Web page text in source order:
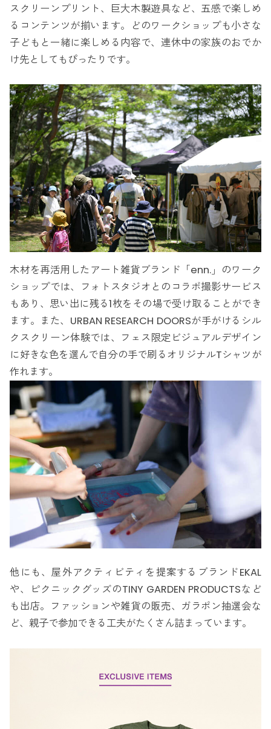
スクリーンプリント、巨大木製遊具など、五感で楽しめ
るコンテンツが揃います。どのワークショップも小さな
子どもと一緒に楽しめる内容で、連休中の家族のおでか
け先としてもぴったりです。
木材を再活用したアート雑貨ブランド「enn.」のワーク
ショップでは、フォトスタジオとのコラボ撮影サービス
もあり、思い出に残る1枚をその場で受け取ることができ
ます。また、URBAN RESEARCH DOORSが手がけるシル
クスクリーン体験では、フェス限定ビジュアルデザイン
に好きな色を選んで自分の手で刷るオリジナルTシャツが
作れます。
他にも、屋外アクティビティを提案するブランドEKAL
や、ピクニックグッズのTINY GARDEN PRODUCTSなど
も出店。ファッションや雑貨の販売、ガラポン抽選会な
ど、親子で参加できる工夫がたくさん詰まっています。